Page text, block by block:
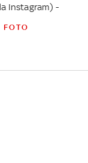
Instagram) -